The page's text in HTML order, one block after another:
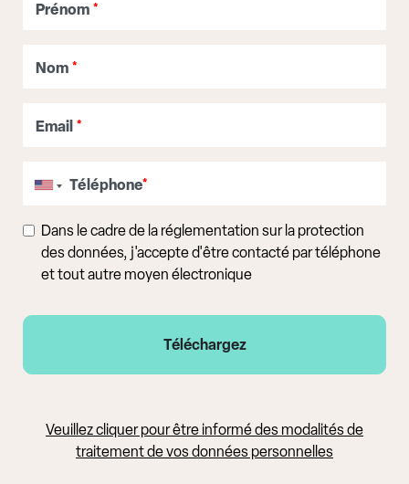
Prénom *
Nom *
Email *
Téléphone*
Dans le cadre de la réglementation sur la protection
des données, j'accepte d'être contacté par téléphone
et tout autre moyen électronique
Veuillez cliquer pour être informé des modalités de
traitement de vos données personnelles